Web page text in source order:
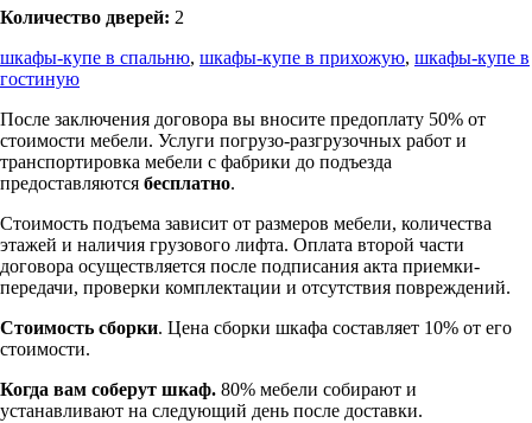
Количество дверей: 2
шкафы-купе в спальню, шкафы-купе в прихожую, шкафы-купе в
гостиную
После заключения договора вы вносите предоплату 50% от
стоимости мебели. Услуги погрузо-разгрузочных работ и
транспортировка мебели с фабрики до подъезда
предоставляются бесплатно.
Стоимость подъема зависит от размеров мебели, количества
этажей и наличия грузового лифта. Оплата второй части
договора осуществляется после подписания акта приемки-
передачи, проверки комплектации и отсутствия повреждений.
Стоимость сборки. Цена сборки шкафа составляет 10% от его
стоимости.
Когда вам соберут шкаф. 80% мебели собирают и
устанавливают на следующий день после доставки.